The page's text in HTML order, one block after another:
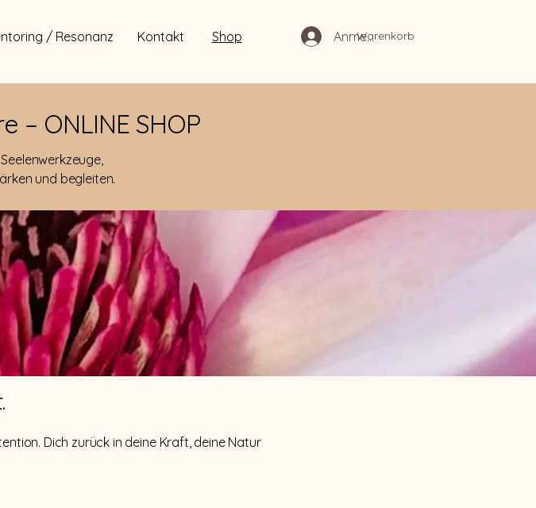
/ Resonanz Kontakt Shop Anmelden
Warenkorb
– ONLINE SHOP
und begleiten.
Dich zurück in deine Kraft, deine Natur